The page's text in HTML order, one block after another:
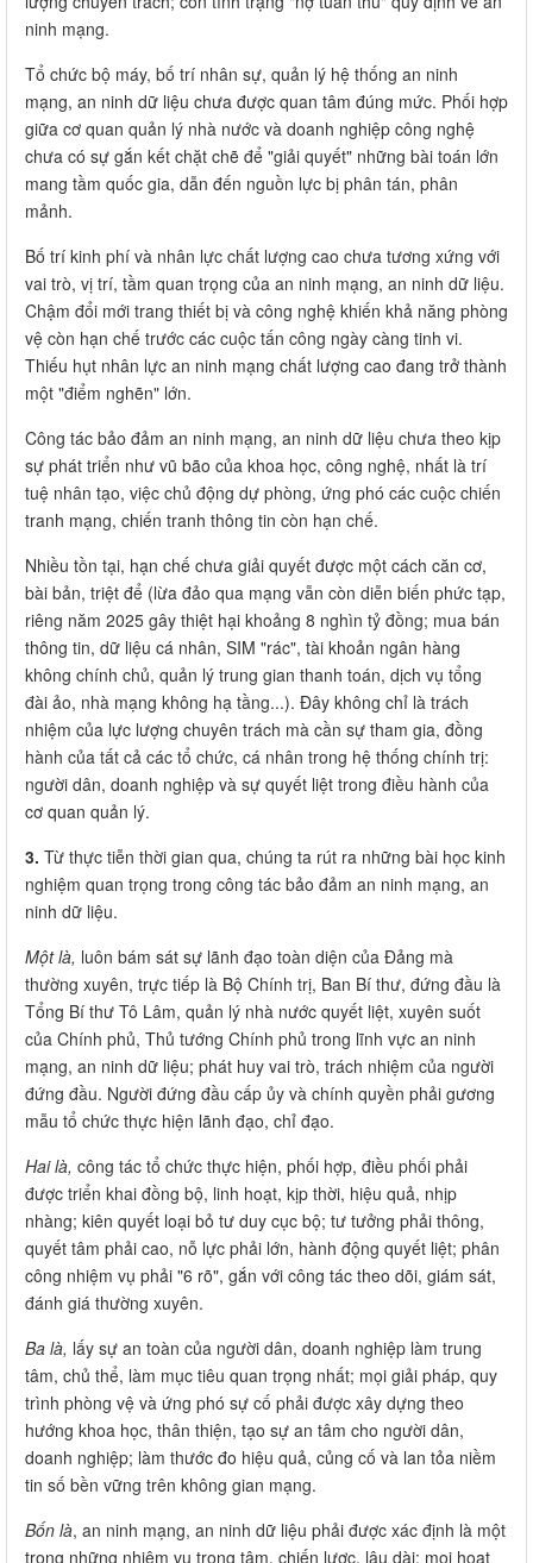
ninh mạng.
Tổ chức bộ máy, bố trí nhân sự, quản lý hệ thống an ninh
mạng, an ninh dữ liệu chưa được quan tâm đúng mức. Phối hợp
giữa cơ quan quản lý nhà nước và doanh nghiệp công nghệ
chưa có sự gắn kết chặt chẽ để "giải quyết" những bài toán lớn
mang tầm quốc gia, dẫn đến nguồn lực bị phân tán, phân
mảnh.
Bố trí kinh phí và nhân lực chất lượng cao chưa tương xứng với
vai trò, vị trí, tầm quan trọng của an ninh mạng, an ninh dữ liệu.
Chậm đổi mới trang thiết bị và công nghệ khiến khả năng phòng
vệ còn hạn chế trước các cuộc tấn công ngày càng tinh vi.
Thiếu hụt nhân lực an ninh mạng chất lượng cao đang trở thành
một "điểm nghẽn" lớn.
Công tác bảo đảm an ninh mạng, an ninh dữ liệu chưa theo kịp
sự phát triển như vũ bão của khoa học, công nghệ, nhất là trí
tuệ nhân tạo, việc chủ động dự phòng, ứng phó các cuộc chiến
tranh mạng, chiến tranh thông tin còn hạn chế.
Nhiều tồn tại, hạn chế chưa giải quyết được một cách căn cơ,
bài bản, triệt để (lừa đảo qua mạng vẫn còn diễn biến phức tạp,
riêng năm 2025 gây thiệt hại khoảng 8 nghìn tỷ đồng; mua bán
thông tin, dữ liệu cá nhân, SIM "rác", tài khoản ngân hàng
không chính chủ, quản lý trung gian thanh toán, dịch vụ tổng
đài ảo, nhà mạng không hạ tầng...). Đây không chỉ là trách
nhiệm của lực lượng chuyên trách mà cần sự tham gia, đồng
hành của tất cả các tổ chức, cá nhân trong hệ thống chính trị:
người dân, doanh nghiệp và sự quyết liệt trong điều hành của
cơ quan quản lý.
3. Từ thực tiễn thời gian qua, chúng ta rút ra những bài học kinh
nghiệm quan trọng trong công tác bảo đảm an ninh mạng, an
ninh dữ liệu.
Một là, luôn bám sát sự lãnh đạo toàn diện của Đảng mà
thường xuyên, trực tiếp là Bộ Chính trị, Ban Bí thư, đứng đầu là
Tổng Bí thư Tô Lâm, quản lý nhà nước quyết liệt, xuyên suốt
của Chính phủ, Thủ tướng Chính phủ trong lĩnh vực an ninh
mạng, an ninh dữ liệu; phát huy vai trò, trách nhiệm của người
đứng đầu. Người đứng đầu cấp ủy và chính quyền phải gương
mẫu tổ chức thực hiện lãnh đạo, chỉ đạo.
Hai là, công tác tổ chức thực hiện, phối hợp, điều phối phải
được triển khai đồng bộ, linh hoạt, kịp thời, hiệu quả, nhịp
nhàng; kiên quyết loại bỏ tư duy cục bộ; tư tưởng phải thông,
quyết tâm phải cao, nỗ lực phải lớn, hành động quyết liệt; phân
công nhiệm vụ phải "6 rõ", gắn với công tác theo dõi, giám sát,
đánh giá thường xuyên.
Ba là, lấy sự an toàn của người dân, doanh nghiệp làm trung
tâm, chủ thể, làm mục tiêu quan trọng nhất; mọi giải pháp, quy
trình phòng vệ và ứng phó sự cố phải được xây dựng theo
hướng khoa học, thân thiện, tạo sự an tâm cho người dân,
doanh nghiệp; làm thước đo hiệu quả, củng cố và lan tỏa niềm
tin số bền vững trên không gian mạng.
Bốn là, an ninh mạng, an ninh dữ liệu phải được xác định là một
trong những nhiệm vụ trọng tâm, chiến lược, lâu dài; mọi hoạt